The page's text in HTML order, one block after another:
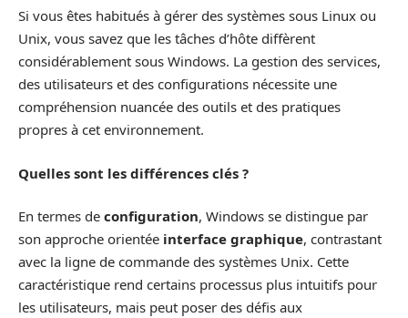
Si vous êtes habitués à gérer des systèmes sous Linux ou
Unix, vous savez que les tâches d’hôte diffèrent
considérablement sous Windows. La gestion des services,
des utilisateurs et des configurations nécessite une
compréhension nuancée des outils et des pratiques
propres à cet environnement.
Quelles sont les différences clés ?
En termes de configuration, Windows se distingue par
son approche orientée interface graphique, contrastant
avec la ligne de commande des systèmes Unix. Cette
caractéristique rend certains processus plus intuitifs pour
les utilisateurs, mais peut poser des défis aux